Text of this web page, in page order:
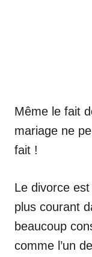
Même le fait
mariage ne
fait !
Le divorce
plus courant
beaucoup
comme l’un